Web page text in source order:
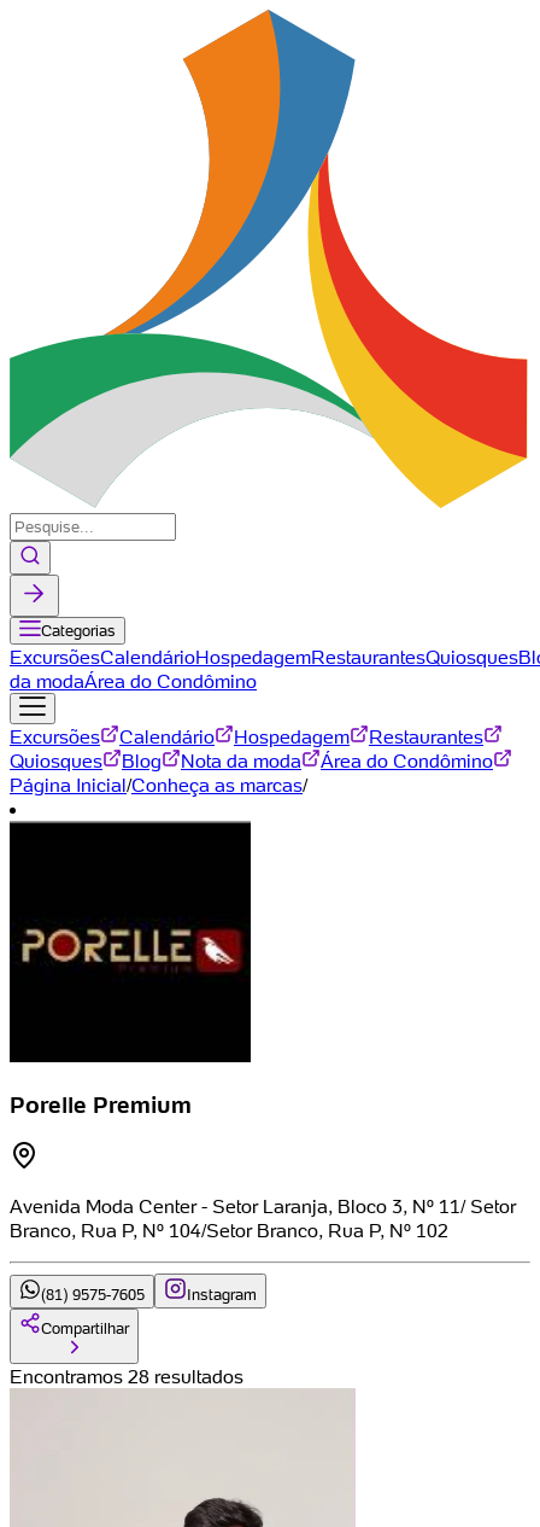
Categorias
ExcursõesCalendárioHospedagemRestaurantesQuiosques
da modaÁrea do Condômino
Excursões Calendário Hospedagem
Restaurantes
Quiosques
Blog Nota da moda
Área do Condômino
Página Inicial/Conheça as marcas/
Porelle Premium
Avenida Moda Center - Setor Laranja, Bloco 3, Nº 11/ Setor
Branco, Rua P, Nº 104/Setor Branco, Rua P, Nº 102
(81) 9575-7605
Instagram
Compartilhar
Encontramos 28 resultados